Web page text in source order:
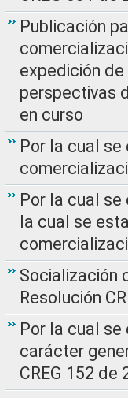
Publicación
expedición de
perspectivas
en curso
Por la cual
Por la cual se
la cual se
Socialización
Resolución
Por la cual
carácter
CREG 152 de